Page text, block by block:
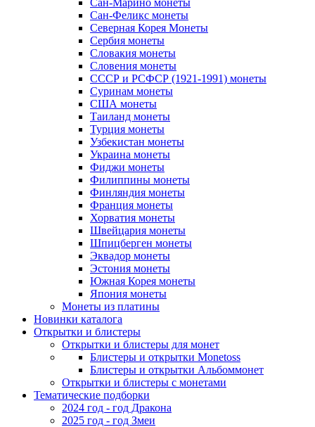
Сан-Марино монеты
Сан-Феликс монеты
Северная Корея Монеты
Сербия монеты
Словакия монеты
Словения монеты
СССР и РСФСР (1921-1991) монеты
Суринам монеты
США монеты
Таиланд монеты
Турция монеты
Узбекистан монеты
Украина монеты
Фиджи монеты
Филиппины монеты
Финляндия монеты
Франция монеты
Хорватия монеты
Швейцария монеты
Шпицберген монеты
Эквадор монеты
Эстония монеты
Южная Корея монеты
Япония монеты
Монеты из платины
Новинки каталога
Открытки и блистеры
Открытки и блистеры для монет
Блистеры и открытки Monetoss
Блистеры и открытки Альбоммонет
Открытки и блистеры с монетами
Тематические подборки
2024 год - год Дракона
2025 год - год Змеи